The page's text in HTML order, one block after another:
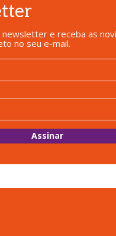
newsletter e receba as
no seu e-mail.